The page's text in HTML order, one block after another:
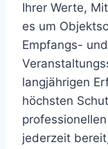
Ihrer Werte,
es um
Empfangs-
langjährigen
höchsten
jederzeit